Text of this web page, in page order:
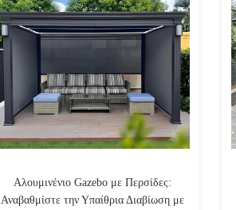
Αλουμινένιο Gazebo με Περσίδες:
Αναβαθμίστε την Υπαίθρια Διαβίωση με